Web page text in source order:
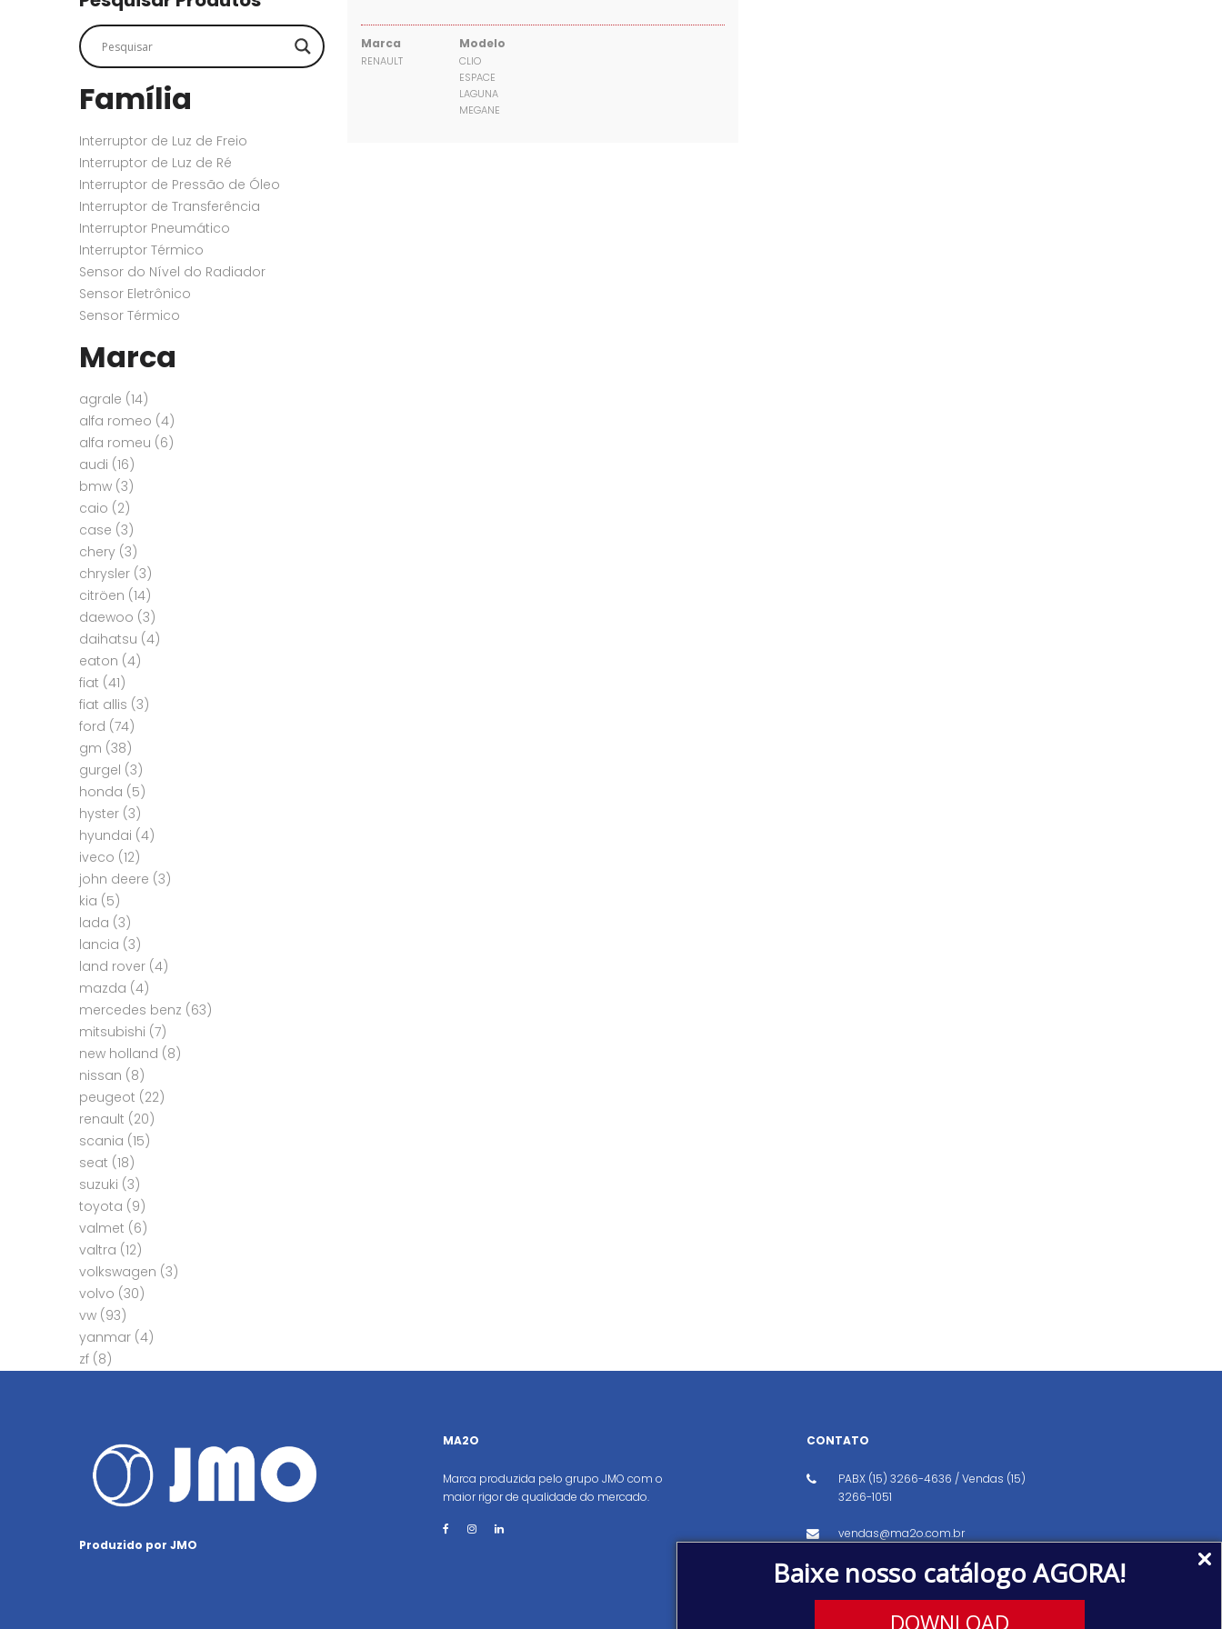
Baixe nosso catálogo AGORA!
DOWNLOAD
Família
Interruptor de Luz de Freio
Interruptor de Luz de Ré
Interruptor de Pressão de Óleo
Interruptor de Transferência
Interruptor Pneumático
Interruptor Térmico
Sensor do Nível do Radiador
Sensor Eletrônico
Sensor Térmico
Marca
agrale (14)
alfa romeo (4)
alfa romeu (6)
audi (16)
bmw (3)
caio (2)
case (3)
chery (3)
chrysler (3)
citröen (14)
daewoo (3)
daihatsu (4)
eaton (4)
fiat (41)
fiat allis (3)
ford (74)
gm (38)
gurgel (3)
honda (5)
hyster (3)
hyundai (4)
iveco (12)
john deere (3)
kia (5)
lada (3)
lancia (3)
land rover (4)
mazda (4)
mercedes benz (63)
mitsubishi (7)
new holland (8)
nissan (8)
peugeot (22)
renault (20)
scania (15)
seat (18)
suzuki (3)
toyota (9)
valmet (6)
valtra (12)
volkswagen (3)
volvo (30)
vw (93)
yanmar (4)
zf (8)
Marca
RENAULT
Modelo
CLIO
ESPACE
LAGUNA
MEGANE
Produzido por JMO
MA2O
Marca produzida pelo grupo JMO com o
maior rigor de qualidade do mercado.
CONTATO
PABX (15) 3266-4636 / Vendas (15)
3266-1051
vendas@ma2o.com.br
Avenida dos Eucaliptos, 151, Distrito
Industrial, Iperó/SP CEP: 18560-000